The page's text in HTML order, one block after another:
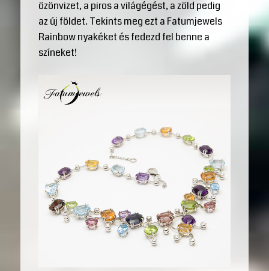
özönvizet, a piros a világégést, a zöld pedig
az új földet. Tekints meg ezt a Fatumjewels
Rainbow nyakéket és fedezd fel benne a
színeket!